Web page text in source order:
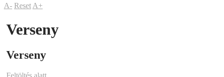
A- ResetA+
Verseny
Verseny